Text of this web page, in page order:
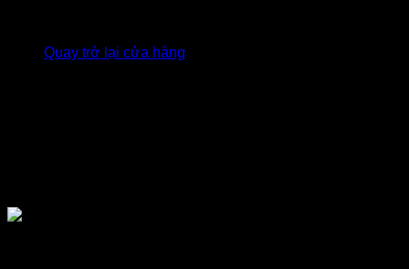
Quay trở lại cửa hàng